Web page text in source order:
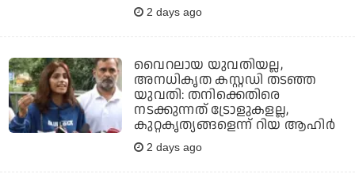
2 days ago
വൈറലായ യുവതിയല്ല,
അനധികൃത കസ്റ്റഡി തടഞ്ഞ
യുവതി: തനിക്കെതിരെ
നടക്കുന്നത് ട്രോളുകളല്ല,
കുറ്റകൃത്യങ്ങളെന്ന് റിയ ആഹിര്‍
2 days ago